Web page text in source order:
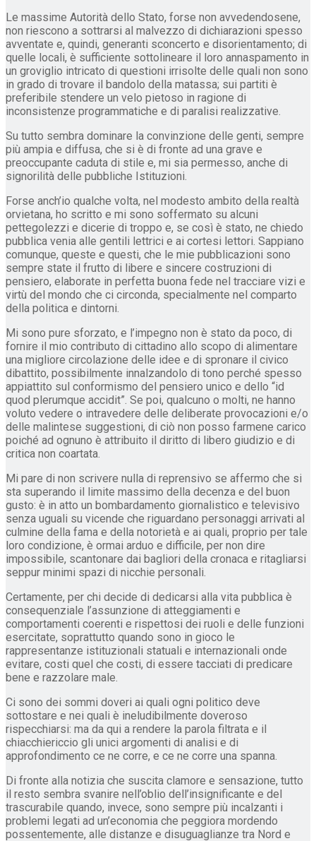
Le massime Autorità dello Stato, forse non avvedendosene,
non riescono a sottrarsi al malvezzo di dichiarazioni spesso
avventate e, quindi, generanti sconcerto e disorientamento; di
quelle locali, è sufficiente sottolineare il loro annaspamento in
un groviglio intricato di questioni irrisolte delle quali non sono
in grado di trovare il bandolo della matassa; sui partiti è
preferibile stendere un velo pietoso in ragione di
inconsistenze programmatiche e di paralisi realizzative.
Su tutto sembra dominare la convinzione delle genti, sempre
più ampia e diffusa, che si è di fronte ad una grave e
preoccupante caduta di stile e, mi sia permesso, anche di
signorilità delle pubbliche Istituzioni.
Forse anch’io qualche volta, nel modesto ambito della realtà
orvietana, ho scritto e mi sono soffermato su alcuni
pettegolezzi e dicerie di troppo e, se così è stato, ne chiedo
pubblica venia alle gentili lettrici e ai cortesi lettori. Sappiano
comunque, queste e questi, che le mie pubblicazioni sono
sempre state il frutto di libere e sincere costruzioni di
pensiero, elaborate in perfetta buona fede nel tracciare vizi e
virtù del mondo che ci circonda, specialmente nel comparto
della politica e dintorni.
Mi sono pure sforzato, e l’impegno non è stato da poco, di
fornire il mio contributo di cittadino allo scopo di alimentare
una migliore circolazione delle idee e di spronare il civico
dibattito, possibilmente innalzandolo di tono perché spesso
appiattito sul conformismo del pensiero unico e dello “id
quod plerumque accidit”. Se poi, qualcuno o molti, ne hanno
voluto vedere o intravedere delle deliberate provocazioni e/o
delle malintese suggestioni, di ciò non posso farmene carico
poiché ad ognuno è attribuito il diritto di libero giudizio e di
critica non coartata.
Mi pare di non scrivere nulla di reprensivo se affermo che si
sta superando il limite massimo della decenza e del buon
gusto: è in atto un bombardamento giornalistico e televisivo
senza uguali su vicende che riguardano personaggi arrivati al
culmine della fama e della notorietà e ai quali, proprio per tale
loro condizione, è ormai arduo e difficile, per non dire
impossibile, scantonare dai bagliori della cronaca e ritagliarsi
seppur minimi spazi di nicchie personali.
Certamente, per chi decide di dedicarsi alla vita pubblica è
consequenziale l’assunzione di atteggiamenti e
comportamenti coerenti e rispettosi dei ruoli e delle funzioni
esercitate, soprattutto quando sono in gioco le
rappresentanze istituzionali statuali e internazionali onde
evitare, costi quel che costi, di essere tacciati di predicare
bene e razzolare male.
Ci sono dei sommi doveri ai quali ogni politico deve
sottostare e nei quali è ineludibilmente doveroso
rispecchiarsi: ma da qui a rendere la parola filtrata e il
chiacchiericcio gli unici argomenti di analisi e di
approfondimento ce ne corre, e ce ne corre una spanna.
Di fronte alla notizia che suscita clamore e sensazione, tutto
il resto sembra svanire nell’oblio dell’insignificante e del
trascurabile quando, invece, sono sempre più incalzanti i
problemi legati ad un’economia che peggiora mordendo
possentemente, alle distanze e disuguaglianze tra Nord e